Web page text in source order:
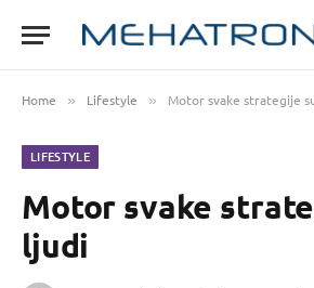
Home » Lifestyle » Motor svake strategije
LIFESTYLE
Motor svake
ljudi